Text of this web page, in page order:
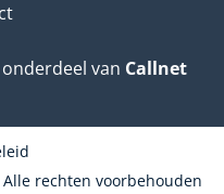
van Callnet
rechten voorbehouden